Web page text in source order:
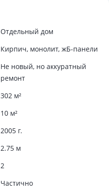
Отдельный дом
Кирпич, монолит, жБ-панели
Не новый, но аккуратный
ремонт
302 м²
10 м²
2005 г.
2.75 м
2
Частично